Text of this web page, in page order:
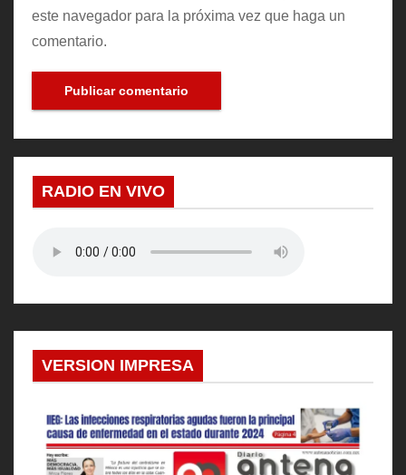
este navegador para la próxima vez que haga un
comentario.
RADIO EN VIVO
VERSION IMPRESA